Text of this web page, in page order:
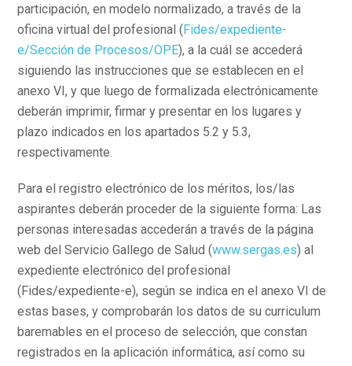
participación, en modelo normalizado, a través de la
oficina virtual del profesional (Fides/expediente-
e/Sección de Procesos/OPE), a la cuál se accederá
siguiendo las instrucciones que se establecen en el
anexo VI, y que luego de formalizada electrónicamente
deberán imprimir, firmar y presentar en los lugares y
plazo indicados en los apartados 5.2 y 5.3,
respectivamente.
Para el registro electrónico de los méritos, los/las
aspirantes deberán proceder de la siguiente forma: Las
personas interesadas accederán a través de la página
web del Servicio Gallego de Salud (www.sergas.es) al
expediente electrónico del profesional
(Fides/expediente-e), según se indica en el anexo VI de
estas bases, y comprobarán los datos de su curriculum
baremables en el proceso de selección, que constan
registrados en la aplicación informática, así como su